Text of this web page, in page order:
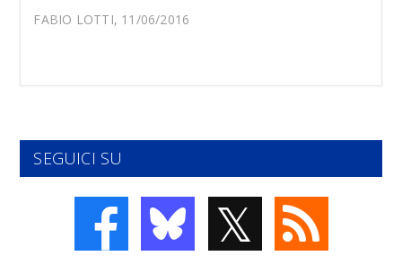
FABIO LOTTI, 11/06/2016
SEGUICI SU
𝕏